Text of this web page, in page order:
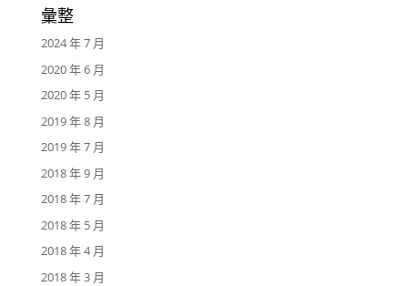
彙整
2024 年 7 月
2020 年 6 月
2020 年 5 月
2019 年 8 月
2019 年 7 月
2018 年 9 月
2018 年 7 月
2018 年 5 月
2018 年 4 月
2018 年 3 月